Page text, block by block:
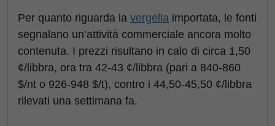
Per quanto riguarda la vergella importata, le fonti
segnalano un’attività commerciale ancora molto
contenuta. I prezzi risultano in calo di circa 1,50
¢/libbra, ora tra 42-43 ¢/libbra (pari a 840-860
$/nt o 926-948 $/t), contro i 44,50-45,50 ¢/libbra
rilevati una settimana fa.